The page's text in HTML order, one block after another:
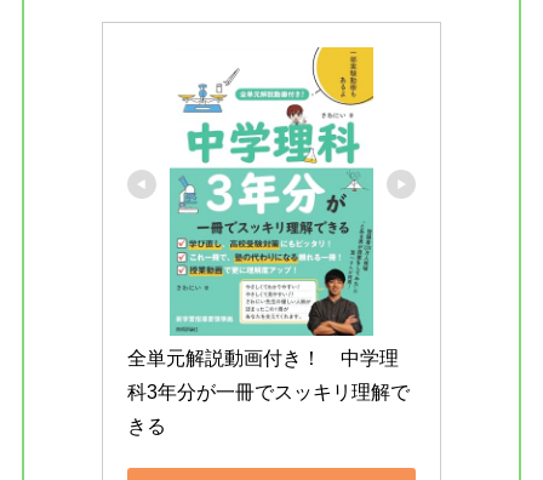
全単元解説動画付き！　中学理
科3年分が一冊でスッキリ理解で
きる